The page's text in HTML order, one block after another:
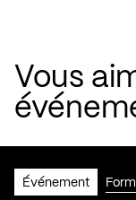
Vous
Événement